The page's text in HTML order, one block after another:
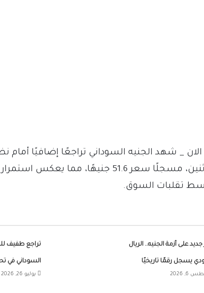
_ شهد الجنيه السوداني تراجعًا إضافيًا أمام
في تداولات اليوم الإثنين، مسجلًا سعر 51.6 جنيهًا،
تقلبات السوق.
على أزمة الجنيه.. الريال
يسجل رقمًا تاريخيًا
2026
تراجع طفيف
السوداني في
يوليو 26, 2026